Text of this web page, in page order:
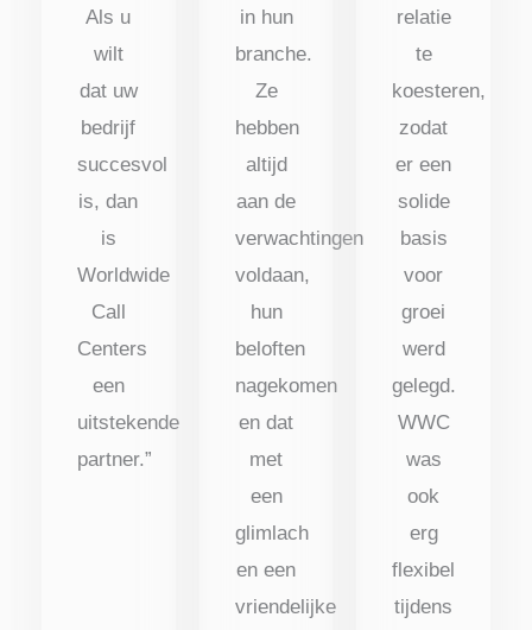
Als u
wilt
dat uw
bedrijf
succesvol
is, dan
is
Worldwide
Call
Centers
een
uitstekende
partner.”
in hun
branche.
Ze
hebben
altijd
aan de
verwachtingen
voldaan,
hun
beloften
nagekomen
en dat
met
een
glimlach
en een
vriendelijke
relatie
te
koesteren,
zodat
er een
solide
basis
voor
groei
werd
gelegd.
WWC
was
ook
erg
flexibel
tijdens